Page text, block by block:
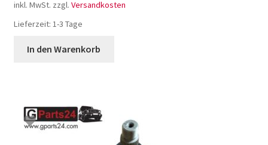
inkl. MwSt. zzgl. Versandkosten
Lieferzeit: 1-3 Tage
In den Warenkorb